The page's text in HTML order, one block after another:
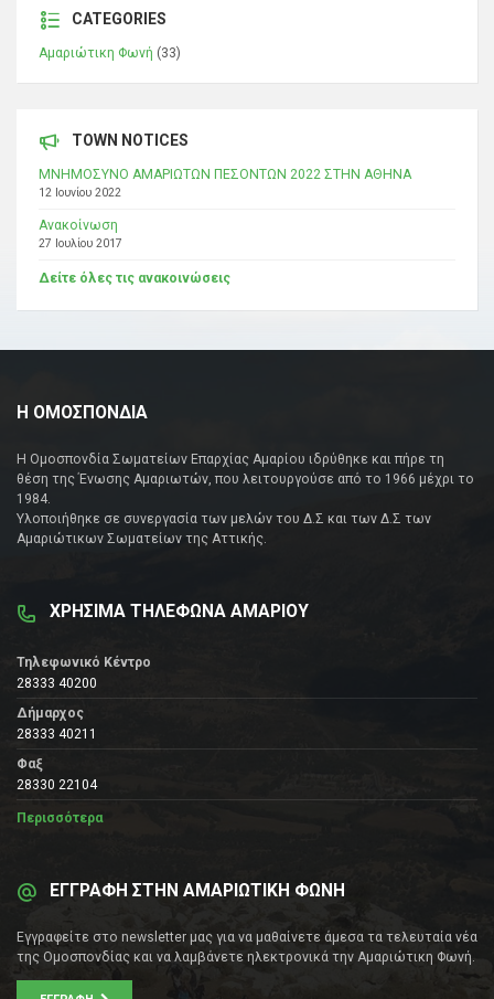
CATEGORIES
Αμαριώτικη Φωνή (33)
TOWN NOTICES
ΜΝΗΜΟΣΥΝΟ ΑΜΑΡΙΩΤΩΝ ΠΕΣΟΝΤΩΝ 2022 ΣΤΗΝ ΑΘΗΝΑ
12 Ιουνίου 2022
Ανακοίνωση
27 Ιουλίου 2017
Δείτε όλες τις ανακοινώσεις
Η ΟΜΟΣΠΟΝΔΙΑ
Η Ομοσπονδία Σωματείων Επαρχίας Αμαρίου ιδρύθηκε και πήρε τη
θέση της Ένωσης Αμαριωτών, που λειτουργούσε από το 1966 μέχρι το
1984.
Υλοποιήθηκε σε συνεργασία των μελών του Δ.Σ και των Δ.Σ των
Αμαριώτικων Σωματείων της Αττικής.
ΧΡΗΣΙΜΑ ΤΗΛΕΦΩΝΑ ΑΜΑΡΙΟΥ
Τηλεφωνικό Κέντρο
28333 40200
Δήμαρχος
28333 40211
Φαξ
28330 22104
Περισσότερα
ΕΓΓΡΑΦΗ ΣΤΗΝ ΑΜΑΡΙΩΤΙΚΗ ΦΩΝΗ
Εγγραφείτε στο newsletter μας για να μαθαίνετε άμεσα τα τελευταία νέα
της Ομοσπονδίας και να λαμβάνετε ηλεκτρονικά την Αμαριώτικη Φωνή.